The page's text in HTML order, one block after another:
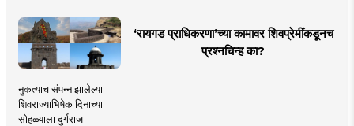
‘रायगड प्राधिकरणा’च्या कामावर शिवप्रेमींकडूनच
प्रश्नचिन्ह का?
नुकत्याच संपन्न झालेल्या
शिवराज्याभिषेक दिनाच्या
सोहळ्याला दुर्गराज